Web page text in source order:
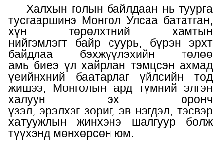
Халхын голын байлдаан нь туурга
тусгааршинэ Монгол Улсаа бататган,
хүн төрөлхтний хамтын
нийгэмлэгт байр суурь, бүрэн эрхт
байдлаа бэхжүүлэхийн төлөө
амь биеэ үл хайрлан тэмцсэн ахмад
үеийнхний баатарлагүйлсийн тод
жишээ, Монголын ард түмний элгэн
халуун эх оронч
үзэл, эрэлхэг зориг, эв нэгдэл, тэсвэр
хатуужлын жинхэнэ шалгуур болж
түүхэнд мөнхөрсөн юм.